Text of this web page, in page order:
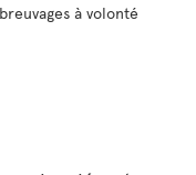
à volonté